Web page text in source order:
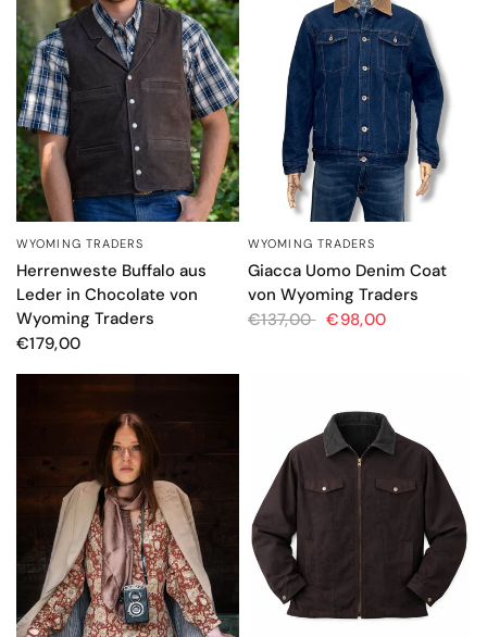
SCHNELLANSICHT
WYOMING TRADERS
Herrenweste Buffalo aus
Leder in Chocolate von
Wyoming Traders
€179,00
SCHNELLANSICHT
WYOMING TRADERS
Giacca Uomo Denim Coat
von Wyoming Traders
€137,00 €98,00